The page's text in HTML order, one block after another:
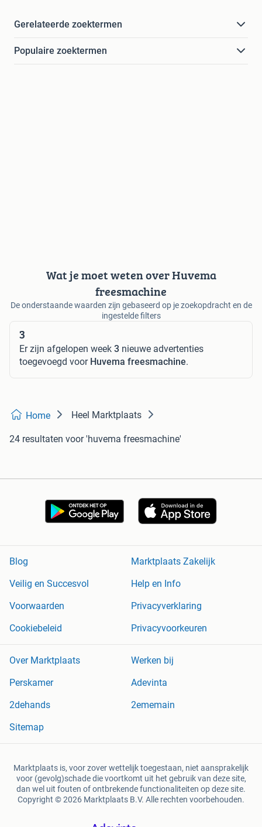
Gerelateerde zoektermen
Populaire zoektermen
Wat je moet weten over Huvema
freesmachine
De onderstaande waarden zijn gebaseerd op je zoekopdracht en de
ingestelde filters
3
Er zijn afgelopen week 3 nieuwe advertenties
toegevoegd voor Huvema freesmachine.
Home Heel Marktplaats
24 resultaten voor 'huvema freesmachine'
Blog
Marktplaats Zakelijk
Veilig en Succesvol
Help en Info
Voorwaarden
Privacyverklaring
Cookiebeleid
Privacyvoorkeuren
Over Marktplaats
Werken bij
Perskamer
Adevinta
2dehands
2ememain
Sitemap
Marktplaats is, voor zover wettelijk toegestaan, niet aansprakelijk
voor (gevolg)schade die voortkomt uit het gebruik van deze site,
dan wel uit fouten of ontbrekende functionaliteiten op deze site.
Copyright © 2026 Marktplaats B.V. Alle rechten voorbehouden.